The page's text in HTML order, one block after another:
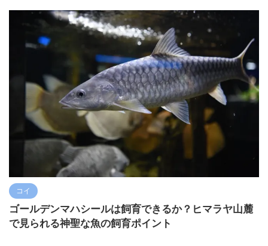
コイ
ゴールデンマハシールは飼育できるか？ヒマラヤ山麓
で見られる神聖な魚の飼育ポイント